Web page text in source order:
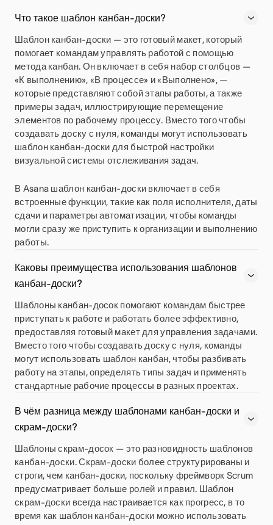
Что такое шаблон канбан-доски?
Шаблон канбан-доски — это готовый макет, который
помогает командам управлять работой с помощью
метода канбан. Он включает в себя набор столбцов —
«К выполнению», «В процессе» и «Выполнено», —
которые представляют собой этапы работы, а также
примеры задач, иллюстрирующие перемещение
элементов по рабочему процессу. Вместо того чтобы
создавать доску с нуля, команды могут использовать
шаблон канбан-доски для быстрой настройки
визуальной системы отслеживания задач.
В Asana шаблон канбан-доски включает в себя
встроенные функции, такие как поля исполнителя, даты
сдачи и параметры автоматизации, чтобы команды
могли сразу же приступить к организации и выполнению
работы.
Каковы преимущества использования шаблонов
канбан-доски?
Шаблоны канбан-досок помогают командам быстрее
приступать к работе и работать более эффективно,
предоставляя готовый макет для управления задачами.
Вместо того чтобы создавать доску с нуля, команды
могут использовать шаблон канбан, чтобы разбивать
работу на этапы, определять типы задач и применять
стандартные рабочие процессы в разных проектах.
В чём разница между шаблонами канбан-доски и
скрам-доски?
Шаблоны скрам-досок — это разновидность шаблонов
канбан-доски. Скрам-доски более структурированы и
строги, чем канбан-доски, поскольку фреймворк Scrum
предусматривает больше ролей и правил. Шаблон
скрам-доски всегда настраивается как прогресс, в то
время как шаблон канбан-доски можно использовать